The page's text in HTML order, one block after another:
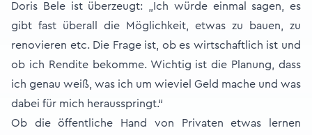
Doris Bele ist überzeugt: „Ich würde einmal sagen, es
gibt fast überall die Möglichkeit, etwas zu bauen, zu
renovieren etc. Die Frage ist, ob es wirtschaftlich ist und
ob ich Rendite bekomme. Wichtig ist die Planung, dass
ich genau weiß, was ich um wieviel Geld mache und was
dabei für mich herausspringt.“
Ob die öffentliche Hand von Privaten etwas lernen